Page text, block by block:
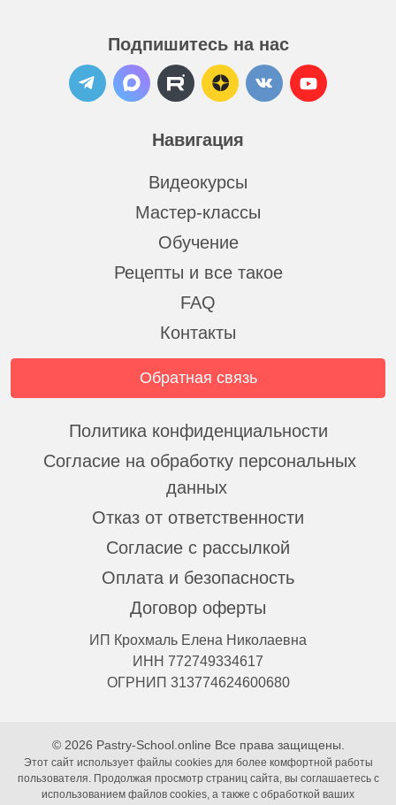
Навигация
Видеокурсы
Мастер-классы
Обучение
Рецепты и все такое
FAQ
Контакты
Подпишитесь на нас
Обратная связь
Политика конфиденциальности
Согласие на обработку персональных
данных
Отказ от ответственности
Согласие с рассылкой
Оплата и безопасность
Договор оферты
ИП Крохмаль Елена Николаевна
ИНН 772749334617
ОГРНИП 313774624600680
© 2026 Pastry-School.online Все права защищены.
Этот сайт использует файлы cookies для более комфортной работы
пользователя. Продолжая просмотр страниц сайта, вы соглашаетесь с
использованием файлов cookies, а также с обработкой ваших